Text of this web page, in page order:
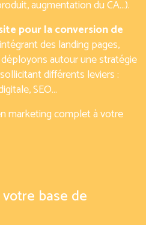
augmentation du CA…).
pour la conversion de
des landing pages,
autour une stratégie
différents leviers :
SEO…
marketing complet à votre
base de